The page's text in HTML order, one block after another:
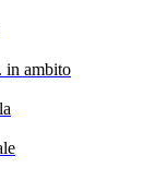
in ambito